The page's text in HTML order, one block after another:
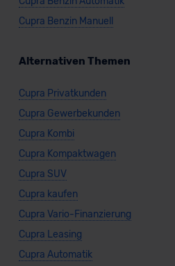
Cupra Benzin Manuell
Alternativen Themen
Cupra Privatkunden
Cupra Gewerbekunden
Cupra Kombi
Cupra Kompaktwagen
Cupra SUV
Cupra kaufen
Cupra Vario-Finanzierung
Cupra Leasing
Cupra Automatik